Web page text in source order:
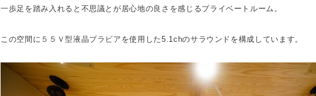
一歩足を踏み入れると不思議とが居心地の良さを感じるプライベートルーム。
この空間に ５５Ｖ型液晶ブラビア を使用した5.1chのサラウンドを構成しています。